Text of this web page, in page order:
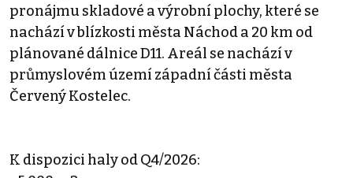
pronájmu skladové a výrobní plochy, které se
nachází v blízkosti města Náchod a 20 km od
plánované dálnice D11. Areál se nachází v
průmyslovém území západní části města
Červený Kostelec.
K dispozici haly od Q4/2026: